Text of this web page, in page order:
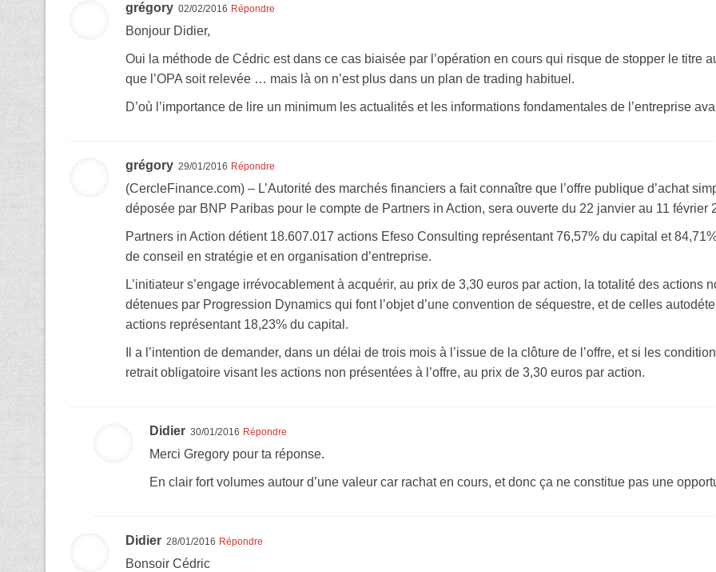
grégory 02/02/2016 Répondre
Bonjour Didier,
Oui la méthode de Cédric est dans ce cas biaisée par l’opération en cours qui risque de stopper le titre
que l’OPA soit relevée … mais là on n’est plus dans un plan de trading habituel.
D’où l’importance de lire un minimum les actualités et les informations fondamentales de l’entreprise
grégory 29/01/2016 Répondre
(CercleFinance.com) – L’Autorité des marchés financiers a fait connaître que l’offre publique d’achat
déposée par BNP Paribas pour le compte de Partners in Action, sera ouverte du 22 janvier au 11 février
Partners in Action détient 18.607.017 actions Efeso Consulting représentant 76,57% du capital et
de conseil en stratégie et en organisation d’entreprise.
L’initiateur s’engage irrévocablement à acquérir, au prix de 3,30 euros par action, la totalité des actions
détenues par Progression Dynamics qui font l’objet d’une convention de séquestre, et de celles
actions représentant 18,23% du capital.
Il a l’intention de demander, dans un délai de trois mois à l’issue de la clôture de l’offre, et si les
retrait obligatoire visant les actions non présentées à l’offre, au prix de 3,30 euros par action.
Didier 30/01/2016 Répondre
Merci Gregory pour ta réponse.
En clair fort volumes autour d’une valeur car rachat en cours, et donc ça ne constitue pas une
Didier 28/01/2016 Répondre
Bonsoir Cédric